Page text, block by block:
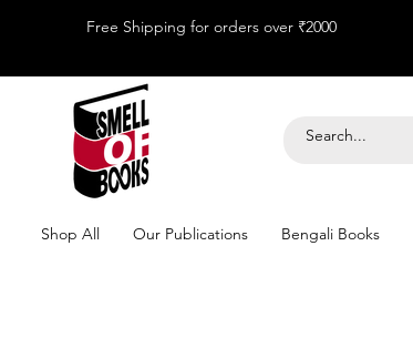
Free Shipping for orders over ₹2000
Shop All Our Publications Bengali Books